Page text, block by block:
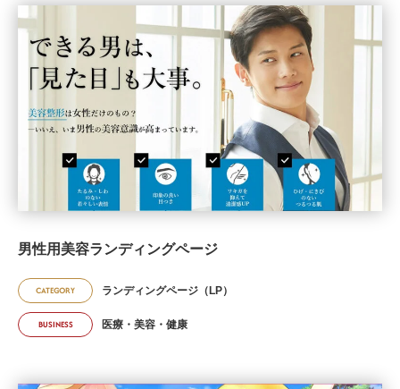
男性用美容ランディングページ
CATEGORY ランディングページ（LP）
BUSINESS 医療・美容・健康